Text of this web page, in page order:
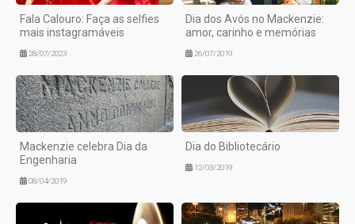
Fala Calouro: Faça as selfies
mais instagramáveis
28/07/2023
Dia dos Avós no Mackenzie:
amor, carinho e memórias
26/07/2019
Mackenzie celebra Dia da
Engenharia
08/04/2019
Dia do Bibliotecário
12/03/2019